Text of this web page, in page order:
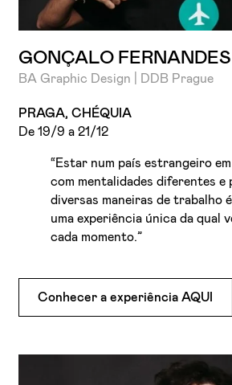
GONÇALO FERNANDES
BA Graphic Design | DDB Prague
PRAGA, CHÉQUIA
De 19/9 a 21/12
“Estar num país estrangeiro
com mentalidades diferentes e
diversas maneiras de trabalho
uma experiência única da qual
cada momento.”
Conhecer a experiência AQUI